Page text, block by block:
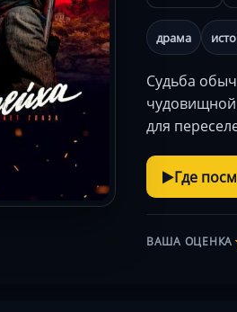
драма
Судьба
чудовищной
для
Где
ВАША ОЦЕНКА